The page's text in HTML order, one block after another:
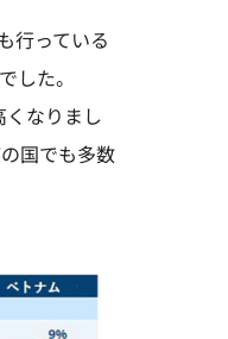
行っている
した。
なりまし
国でも多数